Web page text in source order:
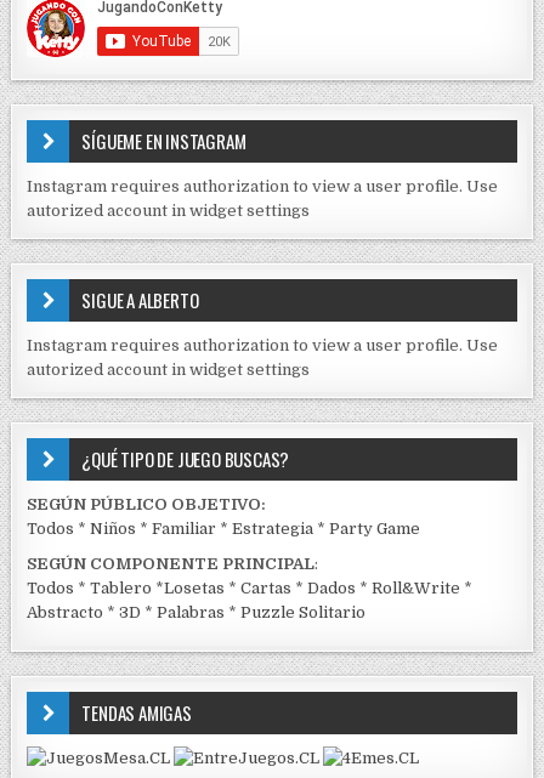
r
a
d
E
C
N
T
I
D
S
E
J
C
K
SÍGUEME EN INSTAGRAM
Instagram requires authorization to view a user profile. Use
autorized account in widget settings
SIGUE A ALBERTO
Instagram requires authorization to view a user profile. Use
autorized account in widget settings
¿QUÉ TIPO DE JUEGO BUSCAS?
SEGÚN PÚBLICO OBJETIVO:
Todos *Niños *Familiar *Estrategia *Party Game
SEGÚN COMPONENTE PRINCIPAL:
Todos *Tablero *Losetas *Cartas *Dados *Roll&Write *
Abstracto *3D *Palabras *Puzzle Solitario
TENDAS AMIGAS